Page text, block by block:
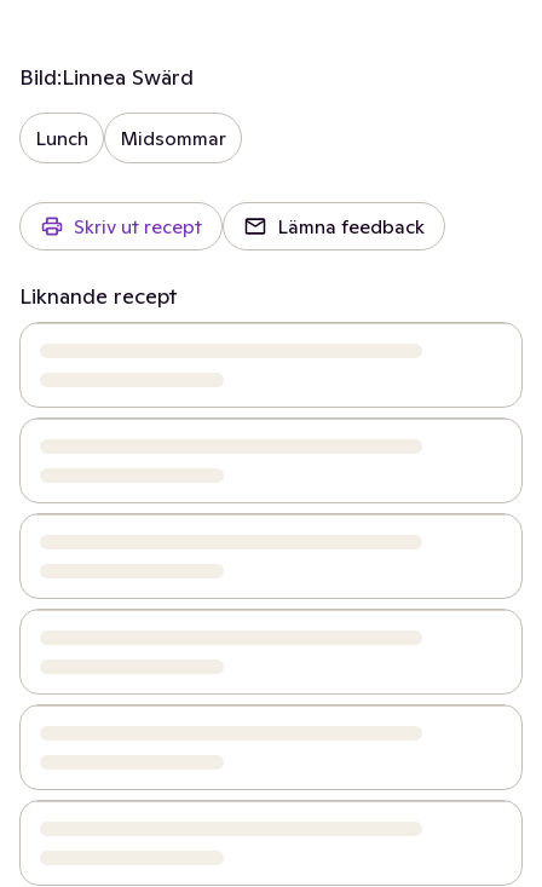
Bild:Linnea Swärd
Lunch Midsommar
Skriv ut recept Lämna feedback
Liknande recept